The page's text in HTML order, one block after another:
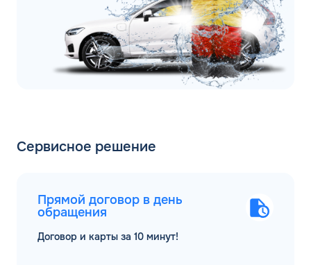
Сервисное решение
Прямой договор в день
обращения
Договор и карты за 10 минут!